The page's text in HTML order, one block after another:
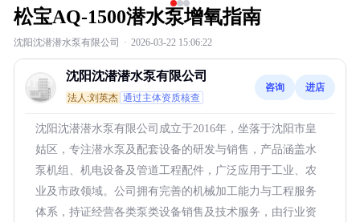
松宝AQ-1500潜水泵增氧指南
沈阳沈潜潜水泵有限公司 · 2026-03-22 15:06:22
沈阳沈潜潜水泵有限公司
法人:刘英杰 通过主体资质核查
咨询 进店
沈阳沈潜潜水泵有限公司成立于2016年，坐落于沈阳市皇
姑区，专注潜水泵及配套设备的研发与销售，产品涵盖水
泵机组、机电设备及管道工程配件，广泛应用于工业、农
业及市政领域。公司拥有完善的机械加工能力与工程服务
体系，持证经营各类泵类设备销售及技术服务，由行业资